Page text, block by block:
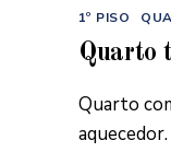
Categorias
1º PISO
Quarto
Quarto